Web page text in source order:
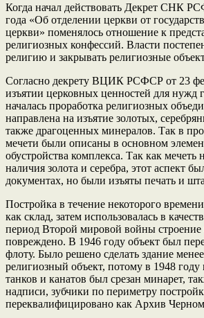
Когда начал действовать Декрет СНК
года «Об отделении церкви от
церкви» поменялось отношение к
религиозных конфессий. Власти
религию и закрывать религиозные
Согласно декрету ВЦИК РСФСР от 23
изъятии церковных ценностей для нужд
началась проработка религиозных
направлена на изъятие золотых,
также драгоценных минералов. Так в
мечети были описаны в основном
обустройства комплекса. Так как мечеть
наличия золота и серебра, этот аспект
документах, но были изъяты печать и
Постройка в течение некоторого
как склад, затем использовалась в
период Второй мировой войны
повреждено. В 1946 году объект был
флоту. Было решено сделать здание
религиозный объект, потому в 1948 году
танков и канатов был срезан минарет,
надписи, зубчики по периметру
переквалифицировано как Архив